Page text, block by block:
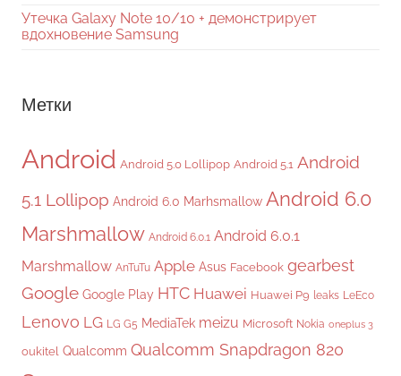
Утечка Galaxy Note 10/10 + демонстрирует
вдохновение Samsung
Метки
Android Android 5.0 Lollipop Android 5.1 Android
5.1 Lollipop Android 6.0 Marhsmallow Android 6.0
Marshmallow Android 6.0.1 Android 6.0.1
Marshmallow AnTuTu Apple Asus Facebook gearbest
Google Google Play HTC Huawei Huawei P9 leaks LeEco
Lenovo LG LG G5 MediaTek meizu Microsoft Nokia oneplus 3
oukitel Qualcomm Qualcomm Snapdragon 820